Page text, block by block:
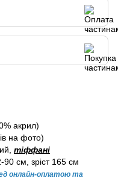
акрил)
на фото)
тіффані
90 см, зріст 165 см
онлайн-оплатою та